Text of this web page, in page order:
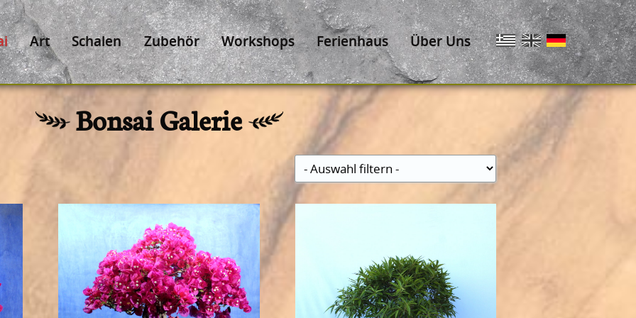
Art Schalen Zubehör Workshops Ferienhaus Über Uns
Bonsai Galerie